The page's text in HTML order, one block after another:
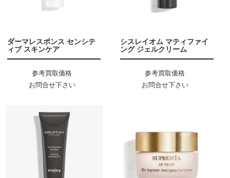
ダーマレスポンス センシテ
ィブ スキンケア
参考買取価格
お問合せ下さい
シスレイオム マティファイ
ング ジェルクリーム
参考買取価格
お問合せ下さい